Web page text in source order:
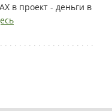
в проект - деньги в